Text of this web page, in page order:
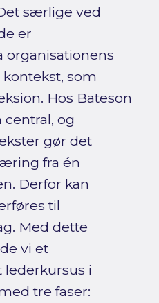
særlige ved
er
organisationens
som
Hos Bateson
central, og
gør det
fra én
Derfor kan
til
Med dette
vi et
lederkursus i
tre faser: